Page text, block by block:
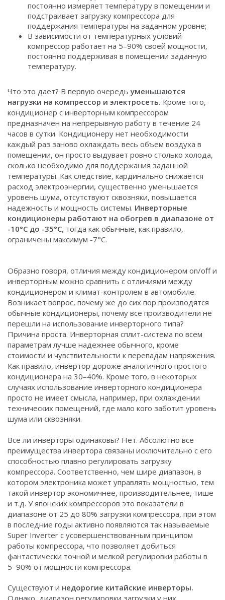
постоянно измеряет температуру в помещении и
подстраивает загрузку компрессора для
поддержания температуры на заданном уровне;
В зависимости от температурных условий
компрессор работает на 5–90% своей мощности,
постоянно поддерживая в помещении заданную
температуру.
Что это дает? В первую очередь уменьшаются
нагрузки на компрессор и электросеть. Кроме того,
кондиционер с инверторным компрессором
предназначен на непрерывную работу в течение 24
часов в сутки. Кондиционеру нет необходимости
каждый раз заново охлаждать весь объем воздуха в
помещении, он просто выдувает ровно столько холода,
сколько необходимо для поддержания заданной
температуры. Как следствие, кардинально снижается
расход электроэнергии, существенно уменьшается
уровень шума, отсутствуют сквозняки, повышается
надежность и мощность системы. Инверторные
кондиционеры работают на обогрев в диапазоне от
-10°С до -35°С, тогда как обычные, как правило,
ограничены максимум -7°С.
Образно говоря, отличия между кондиционером on/off и
инверторным можно сравнить с отличиями между
кондиционером и климат-контролем в автомобиле.
Возникает вопрос, почему же до сих пор производятся
обычные кондиционеры, почему все производители не
перешли на использование инверторного типа?
Причина проста. Инверторная сплит-система по всем
параметрам лучше надежнее обычного, кроме
стоимости и чувствительности к перепадам напряжения.
Как правило, инвертор дороже аналогичного простого
кондиционера на 30–40%. Кроме того, в некоторых
случаях использование инверторного кондиционера
просто не имеет смысла, например, при охлаждении
технических помещений, где мало кого заботит уровень
шума или сквозняки.
Все ли инверторы одинаковы? Нет. Абсолютно все
преимущества инвертора связаны исключительно с его
способностью плавно регулировать загрузку
компрессора. Соответственно, чем шире диапазон, в
котором электроника может управлять мощностью, тем
такой инвертор экономичнее, производительнее, тише
и т.д. У японских компрессоров это показатели в
диапазоне от 25 до 80% загрузки компрессора, при этом
в последние годы активно появляются так называемые
Super Inverter с усовершенствованным принципом
работы компрессора, что позволяет добиться
фантастически точной и мелкой регулировки работы в
5–90% от мощности компрессора.
Существуют и недорогие китайские инверторы.
Однако, диапазон регулировки загрузки у них